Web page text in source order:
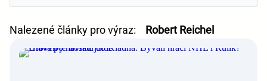
Nalezené články pro výraz: Robert Reichel